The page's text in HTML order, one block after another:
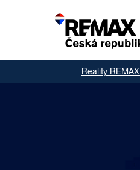
Reality REMAX